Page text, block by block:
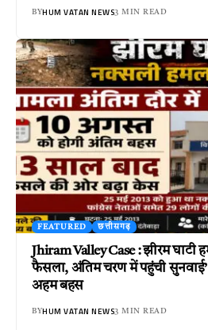
BYHUM VATAN NEWS3 MIN READ
FEATURED छत्तीसगढ़
Jhiram Valley Case : झीरम
फैसला, अंतिम चरण में पहुंची सुनवाई’
अहम बहस
BYHUM VATAN NEWS3 MIN READ